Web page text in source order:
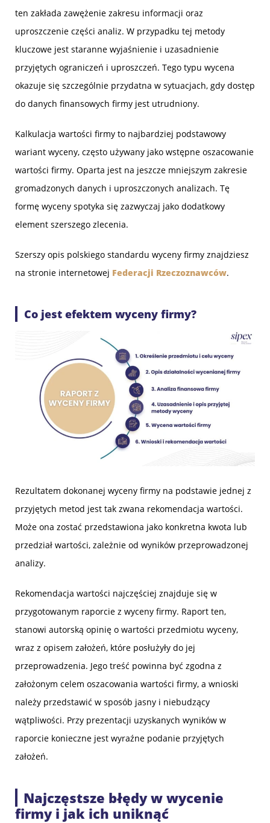
ten zakłada zawężenie zakresu informacji oraz
uproszczenie części analiz. W przypadku tej metody
kluczowe jest staranne wyjaśnienie i uzasadnienie
przyjętych ograniczeń i uproszczeń. Tego typu wycena
okazuje się szczególnie przydatna w sytuacjach, gdy dostęp
do danych finansowych firmy jest utrudniony.
Kalkulacja wartości firmy to najbardziej podstawowy
wariant wyceny, często używany jako wstępne oszacowanie
wartości firmy. Oparta jest na jeszcze mniejszym zakresie
gromadzonych danych i uproszczonych analizach. Tę
formę wyceny spotyka się zazwyczaj jako dodatkowy
element szerszego zlecenia.
Szerszy opis polskiego standardu wyceny firmy znajdziesz
na stronie internetowej Federacji Rzeczoznawców.
Co jest efektem wyceny firmy?
Rezultatem dokonanej wyceny firmy na podstawie jednej z
przyjętych metod jest tak zwana rekomendacja wartości.
Może ona zostać przedstawiona jako konkretna kwota lub
przedział wartości, zależnie od wyników przeprowadzonej
analizy.
Rekomendacja wartości najczęściej znajduje się w
przygotowanym raporcie z wyceny firmy. Raport ten,
stanowi autorską opinię o wartości przedmiotu wyceny,
wraz z opisem założeń, które posłużyły do jej
przeprowadzenia. Jego treść powinna być zgodna z
założonym celem oszacowania wartości firmy, a wnioski
należy przedstawić w sposób jasny i niebudzący
wątpliwości. Przy prezentacji uzyskanych wyników w
raporcie konieczne jest wyraźne podanie przyjętych
założeń.
Najczęstsze błędy w wycenie
firmy i jak ich uniknąć